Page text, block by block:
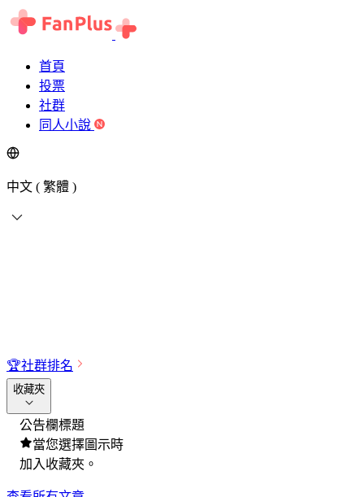
首頁
投票
社群
同人小說
中文 ( 繁體 )
🏆社群排名
收藏夾
公告欄標題
當您選擇圖示時
加入收藏夾。